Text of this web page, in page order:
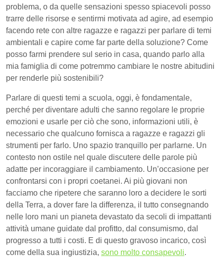
problema, o da quelle sensazioni spesso spiacevoli posso
trarre delle risorse e sentirmi motivata ad agire, ad esempio
facendo rete con altre ragazze e ragazzi per parlare di temi
ambientali e capire come far parte della soluzione? Come
posso farmi prendere sul serio in casa, quando parlo alla
mia famiglia di come potremmo cambiare le nostre abitudini
per renderle più sostenibili?
Parlare di questi temi a scuola, oggi, è fondamentale,
perché per diventare adulti che sanno regolare le proprie
emozioni e usarle per ciò che sono, informazioni utili, è
necessario che qualcuno fornisca a ragazze e ragazzi gli
strumenti per farlo. Uno spazio tranquillo per parlarne. Un
contesto non ostile nel quale discutere delle parole più
adatte per incoraggiare il cambiamento. Un’occasione per
confrontarsi con i propri coetanei. Ai più giovani non
facciamo che ripetere che saranno loro a decidere le sorti
della Terra, a dover fare la differenza, il tutto consegnando
nelle loro mani un pianeta devastato da secoli di impattanti
attività umane guidate dal profitto, dal consumismo, dal
progresso a tutti i costi. E di questo gravoso incarico, così
come della sua ingiustizia, sono molto consapevoli.